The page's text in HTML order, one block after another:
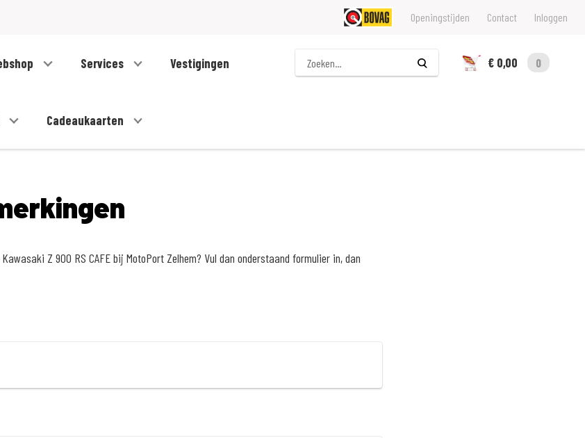
Openingstijden Contact Inloggen
Services Vestigingen
Cadeaukaarten
Zoeken
€ 0,00
0
Z 900 RS CAFE bij MotoPort Zelhem? Vul dan onderstaand formulier in, dan